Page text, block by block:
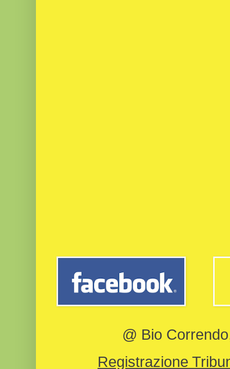
@ Bio
Registrazione